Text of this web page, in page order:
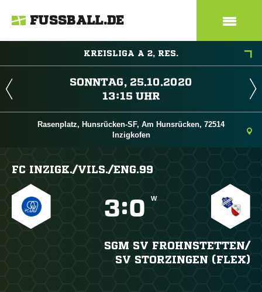
FUSSBALL.DE
KREISLIGA A 2, RES.
 
 
Rasenplatz, Hunsrücken-SF, Am Hunsrücken, 72514
Inzigkofen
FC INZIGK./​VILS./​ENG.99
: W
SGM SV FROHNSTETTEN/​
SV STORZINGEN (FLEX)